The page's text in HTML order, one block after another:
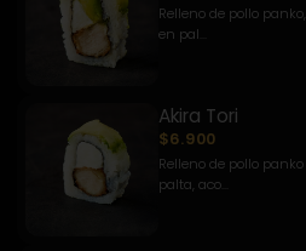
Relleno de pollo
en pal...
Akira Tori
$6.900
Relleno de pollo
palta, aco...